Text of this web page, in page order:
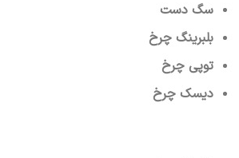
سگ دست
بلبرینگ چرخ
توپی چرخ
دیسک چرخ